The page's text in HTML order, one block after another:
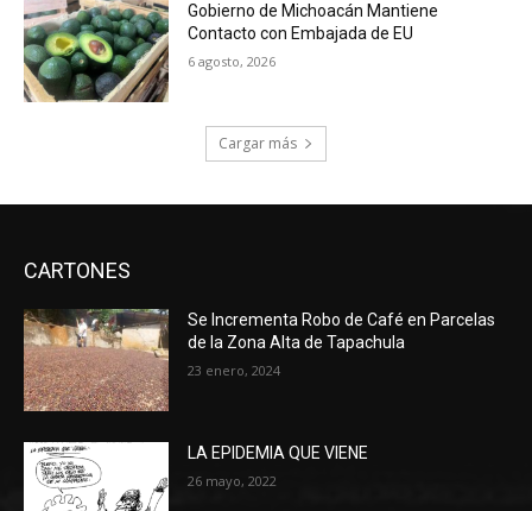
Gobierno de Michoacán Mantiene
Contacto con Embajada de EU
6 agosto, 2026
Cargar más
CARTONES
Se Incrementa Robo de Café en Parcelas
de la Zona Alta de Tapachula
23 enero, 2024
LA EPIDEMIA QUE VIENE
26 mayo, 2022